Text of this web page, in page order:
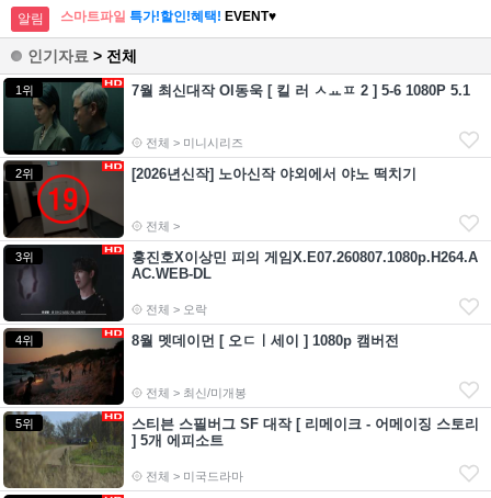
알림 스마트파일 특가!할인!혜택! EVENT♥
인기자료 > 전체
1위 7월 최신대작 Ol동욱 [ 킬 러 ㅅㅛㅍ 2 ] 5-6 1080P 5.1
전체 > 미니시리즈
2위 [2026년신작] 노아신작 야외에서 야노 떡치기
전체 >
3위
홍진호X이상민 피의 게임X.E07.260807.1080p.H264.A
AC.WEB-DL
전체 > 오락
4위 8월 멧데이먼 [ 오ㄷㅣ세이 ] 1080p 캠버전
전체 > 최신/미개봉
5위
스티븐 스필버그 SF 대작 [ 리메이크 - 어메이징 스토리
] 5개 에피소트
전체 > 미국드라마